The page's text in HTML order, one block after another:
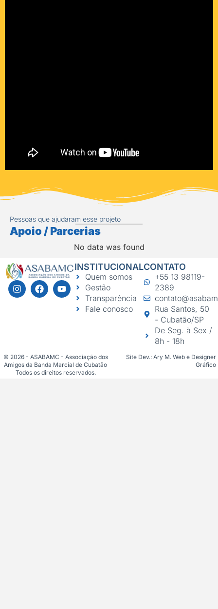
Pessoas que ajudaram esse projeto
Apoio / Parcerias
No data was found
INSTITUCIONAL
Quem somos
Gestão
Transparência
Fale conosco
CONTATO
+55 13 98119-
2389
Rua Santos, 50
- Cubatão/SP
De Seg. à Sex /
8h - 18h
© 2026 - ASABAMC - Associação dos
Amigos da Banda Marcial de Cubatão
Todos os direitos reservados.
Site Dev.: Ary M. Web e Designer
Gráfico